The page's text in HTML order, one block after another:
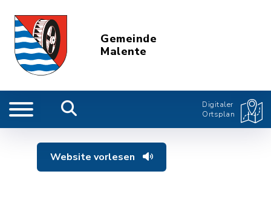
Gemeinde
Malente
Digitaler
Ortsplan
Website vorlesen